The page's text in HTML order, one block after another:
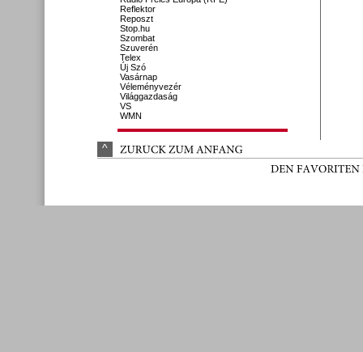
Reflektor
Reposzt
Stop.hu
Szombat
Szuverén
Telex
Új Szó
Vasárnap
Véleményvezér
Világgazdaság
VS
WMN
^ ZURÜCK ZUM ANFANG
DEN FAVORITEN